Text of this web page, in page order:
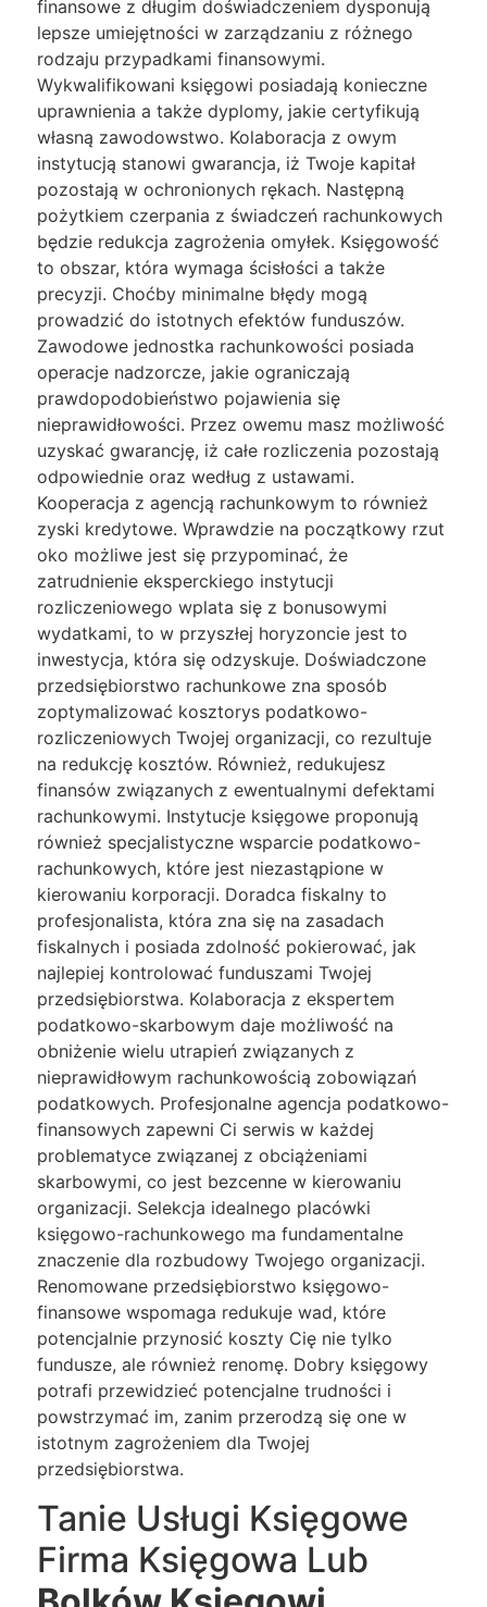
finansowe z długim doświadczeniem dysponują
lepsze umiejętności w zarządzaniu z różnego
rodzaju przypadkami finansowymi.
Wykwalifikowani księgowi posiadają konieczne
uprawnienia a także dyplomy, jakie certyfikują
własną zawodowstwo. Kolaboracja z owym
instytucją stanowi gwarancja, iż Twoje kapitał
pozostają w ochronionych rękach. Następną
pożytkiem czerpania z świadczeń rachunkowych
będzie redukcja zagrożenia omyłek. Księgowość
to obszar, która wymaga ścisłości a także
precyzji. Choćby minimalne błędy mogą
prowadzić do istotnych efektów funduszów.
Zawodowe jednostka rachunkowości posiada
operacje nadzorcze, jakie ograniczają
prawdopodobieństwo pojawienia się
nieprawidłowości. Przez owemu masz możliwość
uzyskać gwarancję, iż całe rozliczenia pozostają
odpowiednie oraz według z ustawami.
Kooperacja z agencją rachunkowym to również
zyski kredytowe. Wprawdzie na początkowy rzut
oko możliwe jest się przypominać, że
zatrudnienie eksperckiego instytucji
rozliczeniowego wplata się z bonusowymi
wydatkami, to w przyszłej horyzoncie jest to
inwestycja, która się odzyskuje. Doświadczone
przedsiębiorstwo rachunkowe zna sposób
zoptymalizować kosztorys podatkowo-
rozliczeniowych Twojej organizacji, co rezultuje
na redukcję kosztów. Również, redukujesz
finansów związanych z ewentualnymi defektami
rachunkowymi. Instytucje księgowe proponują
również specjalistyczne wsparcie podatkowo-
rachunkowych, które jest niezastąpione w
kierowaniu korporacji. Doradca fiskalny to
profesjonalista, która zna się na zasadach
fiskalnych i posiada zdolność pokierować, jak
najlepiej kontrolować funduszami Twojej
przedsiębiorstwa. Kolaboracja z ekspertem
podatkowo-skarbowym daje możliwość na
obniżenie wielu utrapień związanych z
nieprawidłowym rachunkowością zobowiązań
podatkowych. Profesjonalne agencja podatkowo-
finansowych zapewni Ci serwis w każdej
problematyce związanej z obciążeniami
skarbowymi, co jest bezcenne w kierowaniu
organizacji. Selekcja idealnego placówki
księgowo-rachunkowego ma fundamentalne
znaczenie dla rozbudowy Twojego organizacji.
Renomowane przedsiębiorstwo księgowo-
finansowe wspomaga redukuje wad, które
potencjalnie przynosić koszty Cię nie tylko
fundusze, ale również renomę. Dobry księgowy
potrafi przewidzieć potencjalne trudności i
powstrzymać im, zanim przerodzą się one w
istotnym zagrożeniem dla Twojej
przedsiębiorstwa.
Tanie Usługi Księgowe
Firma Księgowa Lub